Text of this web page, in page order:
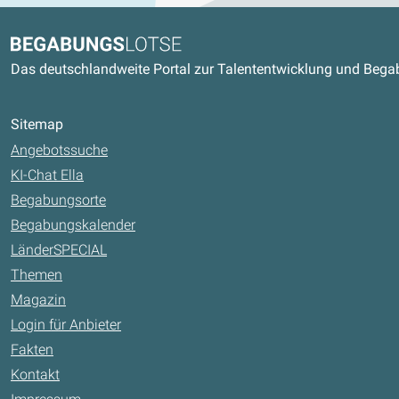
Kontaktdaten und weitere Links
Begabungslotse
Das deutschlandweite Portal zur Talententwicklung und
Sitemap
Angebotssuche
KI-Chat Ella
Begabungsorte
Begabungskalender
LänderSPECIAL
Themen
Magazin
Login für Anbieter
Fakten
Kontakt